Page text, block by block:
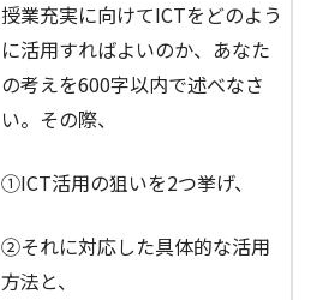
授業充実に向けてICTをどのよう
に活用すればよいのか、あなた
の考えを600字以内で述べなさ
い。その際、
①ICT活用の狙いを2つ挙げ、
②それに対応した具体的な活用
方法と、